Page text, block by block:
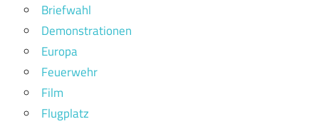
Briefwahl
Demonstrationen
Europa
Feuerwehr
Film
Flugplatz